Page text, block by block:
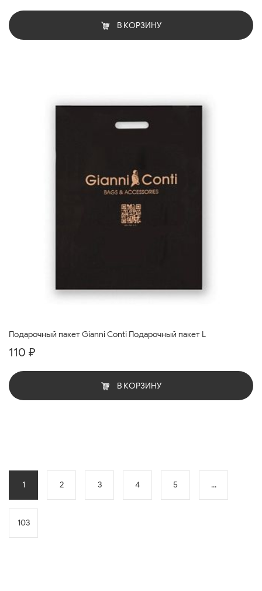
В КОРЗИНУ
Подарочный пакет Gianni Conti Подарочный пакет L
110 ₽
В КОРЗИНУ
1 2 3 4 5 ...
103